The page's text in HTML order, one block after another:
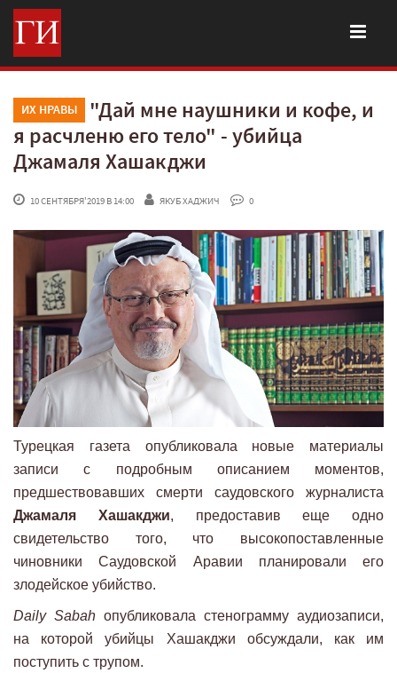
ИХ НРАВЫ
"Дай мне наушники и кофе, и
я расчленю его тело" - убийца
Джамаля Хашакджи
10 СЕНТЯБРЯ'2019 В 14:00 ЯКУБ ХАДЖИЧ 0
Турецкая газета опубликовала новые материалы
записи с подробным описанием моментов,
предшествовавших смерти саудовского журналиста
Джамаля Хашакджи, предоставив еще одно
свидетельство того, что высокопоставленные
чиновники Саудовской Аравии планировали его
злодейское убийство.
Daily Sabah опубликовала стенограмму аудиозаписи,
на которой убийцы Хашакджи обсуждали, как им
поступить с трупом.